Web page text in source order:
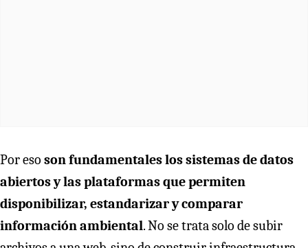
Por eso son fundamentales los sistemas de datos
abiertos y las plataformas que permiten
disponibilizar, estandarizar y comparar
información ambiental. No se trata solo de subir